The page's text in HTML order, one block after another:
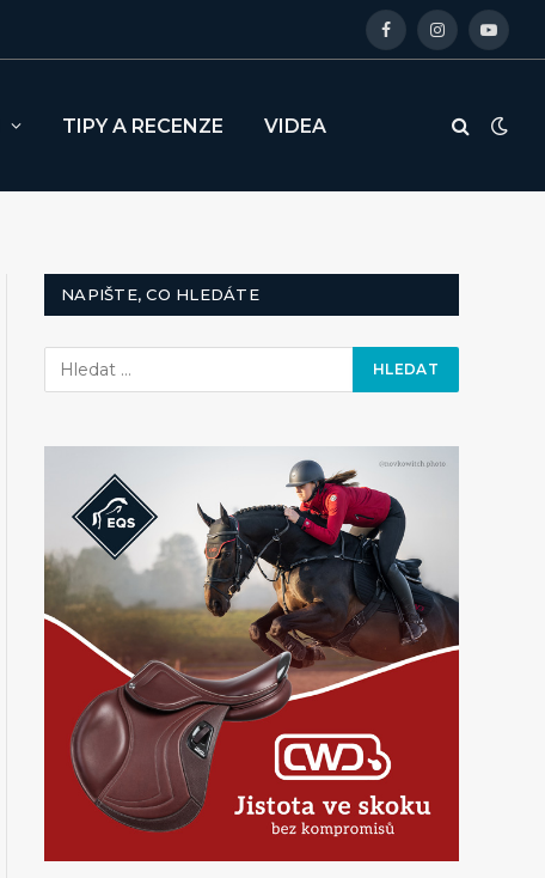
FacebookInstagram
TIPY A RECENZE VIDEA
NAPIŠTE, CO HLEDÁTE